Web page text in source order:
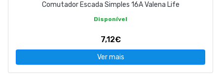
Comutador Escada Simples 16A Valena Life
Disponível
7,12€
Ver mais